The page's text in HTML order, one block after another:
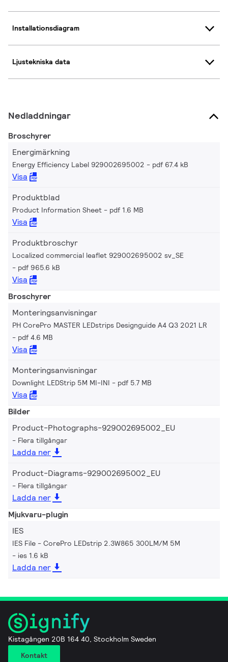
Installationsdiagram
Ljustekniska data
Nedladdningar
Broschyrer
Energimärkning
Energy Efficiency Label 929002695002 pdf 67.4 kB
Visa
Produktblad
Product Information Sheet pdf 1.6 MB
Visa
Produktbroschyr
Localized commercial leaflet 929002695002 sv_SE
pdf 965.6 kB
Visa
Broschyrer
Monteringsanvisningar
PH CorePro MASTER LEDstrips Designguide A4 Q3 2021 LR
pdf 4.6 MB
Visa
Monteringsanvisningar
Downlight LEDStrip 5M MI-INI pdf 5.7 MB
Visa
Bilder
Product-Photographs-929002695002_EU
Flera tillgångar
Ladda ner
Product-Diagrams-929002695002_EU
Flera tillgångar
Ladda ner
Mjukvaru-plugin
IES
IES File - CorePro LEDstrip 2.3W865 300LM/M 5M
ies 1.6 kB
Ladda ner
Kistagången 20B 164 40, Stockholm Sweden
Kontakt